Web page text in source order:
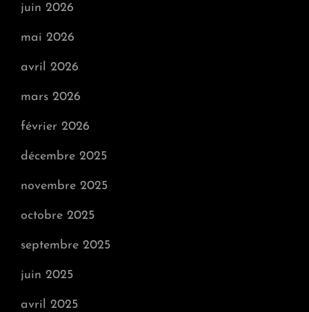
juin 2026
mai 2026
avril 2026
mars 2026
février 2026
décembre 2025
novembre 2025
octobre 2025
septembre 2025
juin 2025
avril 2025